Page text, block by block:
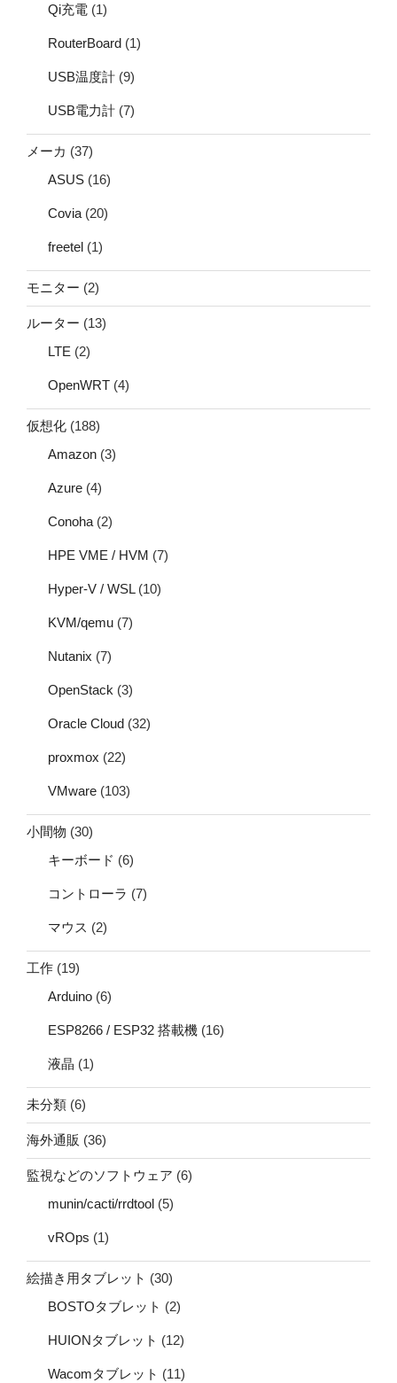
Qi充電 (1)
RouterBoard (1)
USB温度計 (9)
USB電力計 (7)
メーカ (37)
ASUS (16)
Covia (20)
freetel (1)
モニター (2)
ルーター (13)
LTE (2)
OpenWRT (4)
仮想化 (188)
Amazon (3)
Azure (4)
Conoha (2)
HPE VME / HVM (7)
Hyper-V / WSL(10)
KVM/qemu (7)
Nutanix (7)
OpenStack (3)
Oracle Cloud (32)
proxmox (22)
VMware (103)
小間物 (30)
キーボード (6)
コントローラ (7)
マウス (2)
工作 (19)
Arduino (6)
ESP8266 / ESP32 搭載機 (16)
液晶 (1)
未分類 (6)
海外通販 (36)
監視などのソフトウェア (6)
munin/cacti/rrdtool (5)
vROps (1)
絵描き用タブレット (30)
BOSTOタブレット (2)
HUIONタブレット (12)
Wacomタブレット (11)